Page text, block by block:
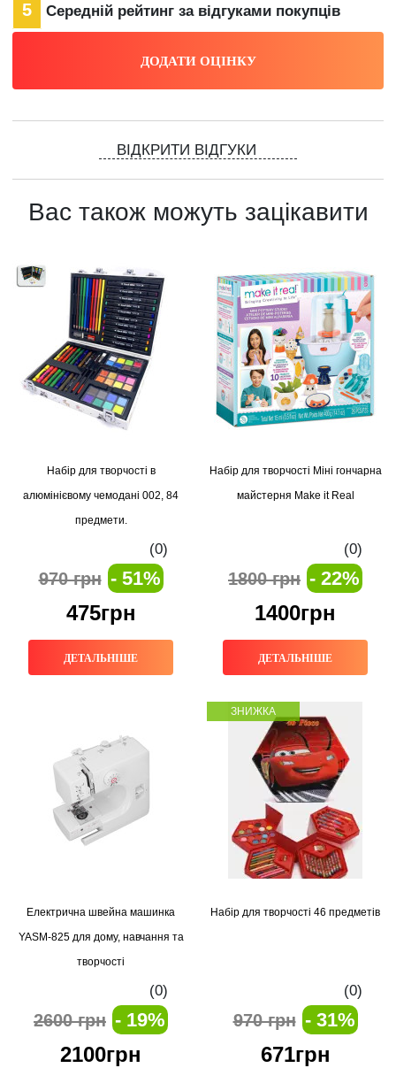
5 Середній рейтинг за відгуками покупців
ВІДКРИТИ ВІДГУКИ
Вас також можуть зацікавити
Набір для творчості в
алюмінієвому чемодані 002, 84
предмети.
(0)
970 грн - 51%
475грн
ДЕТАЛЬНІШЕ
Набір для творчості Міні гончарна
майстерня Make it Real
(0)
1800 грн - 22%
1400грн
ДЕТАЛЬНІШЕ
Електрична швейна машинка
YASM-825 для дому, навчання та
творчості
(0)
2600 грн - 19%
2100грн
ЗНИЖКА
Набір для творчості 46 предметів
(0)
970 грн - 31%
671грн